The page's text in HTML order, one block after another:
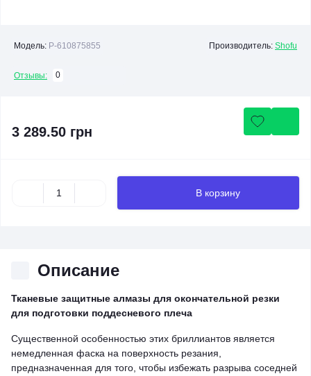
Модель: P-610875855 Производитель: Shofu
Отзывы: 0
3 289.50 грн
В корзину
Описание
Тканевые защитные алмазы для окончательной резки
для подготовки поддесневого плеча
Существенной особенностью этих бриллиантов является
немедленная фаска на поверхность резания,
предназначенная для того, чтобы избежать разрыва соседней